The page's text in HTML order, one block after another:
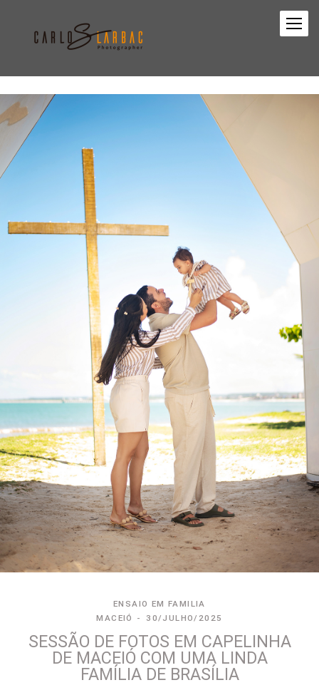
ENSAIO EM FAMILIA
MACEIÓ
30/JULHO/2025
SESSÃO DE FOTOS EM CAPELINHA
DE MACEIÓ COM UMA LINDA
FAMÍLIA DE BRASÍLIA